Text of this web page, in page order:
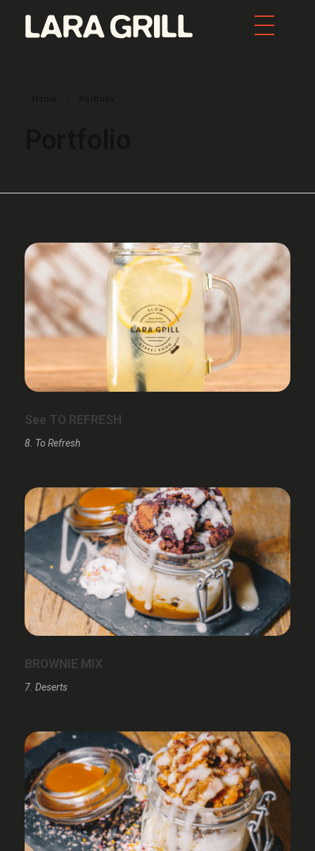
See TO REFRESH
8. To Refresh
BROWNIE MIX
7. Deserts